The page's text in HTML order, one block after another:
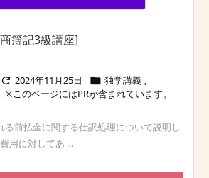
簿記3級講座]
 2024年11月25日  独学講義 ,
る前払金に関する仕訳処理について説明し
用に対してあ ...